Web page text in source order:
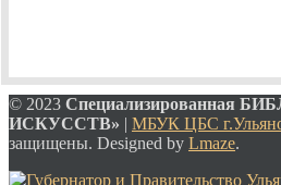
© 2023 Специализированная
ИСКУССТВ» | МБУК ЦБС
защищены. Designed by Lmaze.